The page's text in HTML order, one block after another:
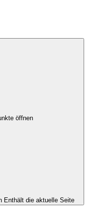
öffnen
Enthält die aktuelle Seite